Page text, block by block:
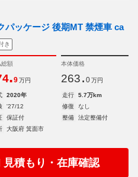
パッケージ 後期MT 禁煙車 ca
き
総額
.9 万円
本体価格
263. 0 万円
2020年 走行
5.7万km
'27/12 修復
なし
保証付 整備
法定整備付
大阪府 箕面市
見積もり・在庫確認